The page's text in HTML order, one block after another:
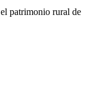
patrimonio rural de